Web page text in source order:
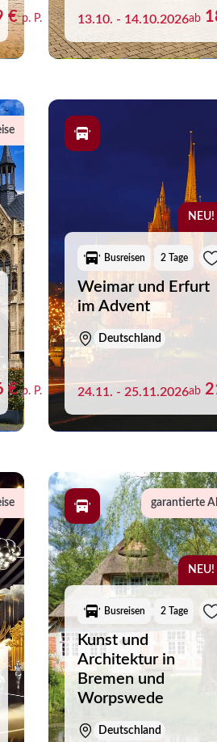
der Merkliste gespeichert
€p. P. 13.10. - 14.10.2026ab
€p. P.
NEU!
Busreisen 2 Tage
Weimar und Erfurt
im Advent
Deutschland
24.11. - 25.11.2026ab
garantierte
NEU!
Busreisen 2 Tage
Kunst und
Architektur in
Bremen und
Worpswede
Deutschland